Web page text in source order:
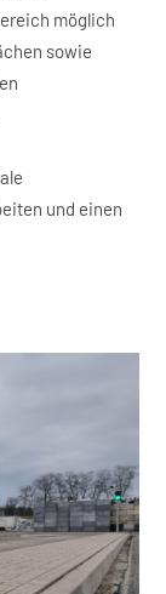
möglich
sowie
und einen